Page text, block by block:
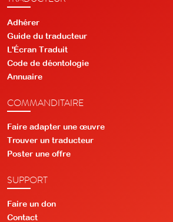
Adhérer
Guide du traducteur
L'Écran Traduit
Code de déontologie
Annuaire
COMMANDITAIRE
Faire adapter une œuvre
Trouver un traducteur
Poster une offre
SUPPORT
Faire un don
Contact